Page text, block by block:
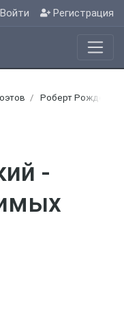
Войти Регистрация
Роберт
-